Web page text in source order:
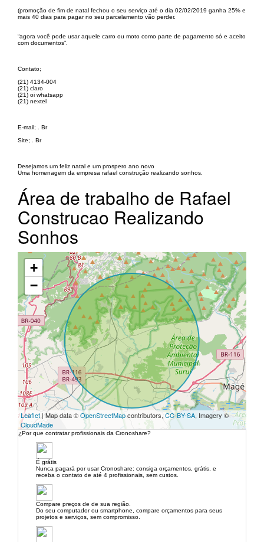
(promoção de fim de natal fechou o seu serviço até o dia 02/02/2019 ganha 25% e
mais 40 dias para pagar no seu parcelamento vão perder.
“agora você pode usar aquele carro ou moto como parte de pagamento só e aceito
com documentos”.
Contato;
(21) 4134-004
(21) claro
(21) oi whatsapp
(21) nextel
E-mail; . Br
Site; . Br
Desejamos um feliz natal e um prospero ano novo
Uma homenagem da empresa rafael construção realizando sonhos.
Área de trabalho de Rafael
Construcao Realizando
Sonhos
+
−
Leaflet| Map data ©OpenStreetMapcontributors,CC-BY-SA, Imagery ©
CloudMade
¿Por que contratar profissionais da Cronoshare?
É grátis
Nunca pagará por usar Cronoshare: consiga orçamentos, grátis, e
receba o contato de até 4 profissionais, sem custos.
Compare preços de de sua região.
Do seu computador ou smartphone, compare orçamentos para seus
projetos e serviços, sem compromisso.